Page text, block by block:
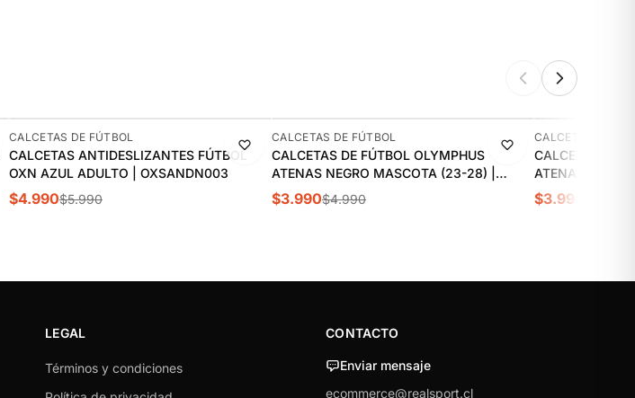
-17%
CALCETAS DE FÚTBOL
CALCETAS ANTIDESLIZANTES FÚTBOL
OXN AZUL ADULTO | OXSANDN003
$4.990$5.990
-20%
CALCETAS DE FÚTBOL
CALCETAS DE FÚTBOL OLYMPHUS
ATENAS NEGRO MASCOTA (23-28) |
1014019401
$3.990$4.990
-20%
CALCETAS DE
CALCETAS DE
ATENAS
1014019402
$3.990
LEGAL
Términos y condiciones
CONTACTO
Enviar mensaje
ecommerce@realsport.cl